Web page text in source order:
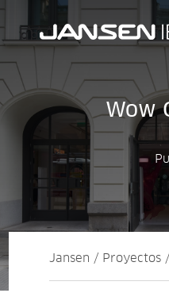
Wow
Jansen / Proyectos